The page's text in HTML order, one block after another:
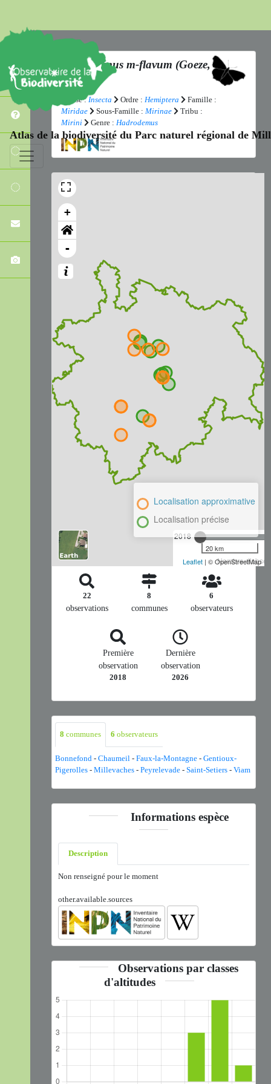
Atlas de la biodiversité du Parc naturel régional de
Hadrodemus m-flavum (Goeze,
1778)
Classe :Insecta Ordre : Hemiptera
Famille :
Miridae
Sous-Famille : Mirinae
Tribu :
Mirini
Genre : Hadrodemus
+
-
2018
Nombre
Localisation approximative
Localisation précise
20 km
Leaflet | © OpenStreetMap
22
observations
8
communes
6
observateurs
Première
observation
2018
Dernière
observation
2026
8 communes 6 observateurs
Bonnefond - Chaumeil - Faux-la-Montagne - Gentioux-
Pigerolles - Millevaches - Peyrelevade - Saint-Setiers - Viam
Informations espèce
Description
Non renseigné pour le moment
other.available.sources
Observations par classes
d'altitudes